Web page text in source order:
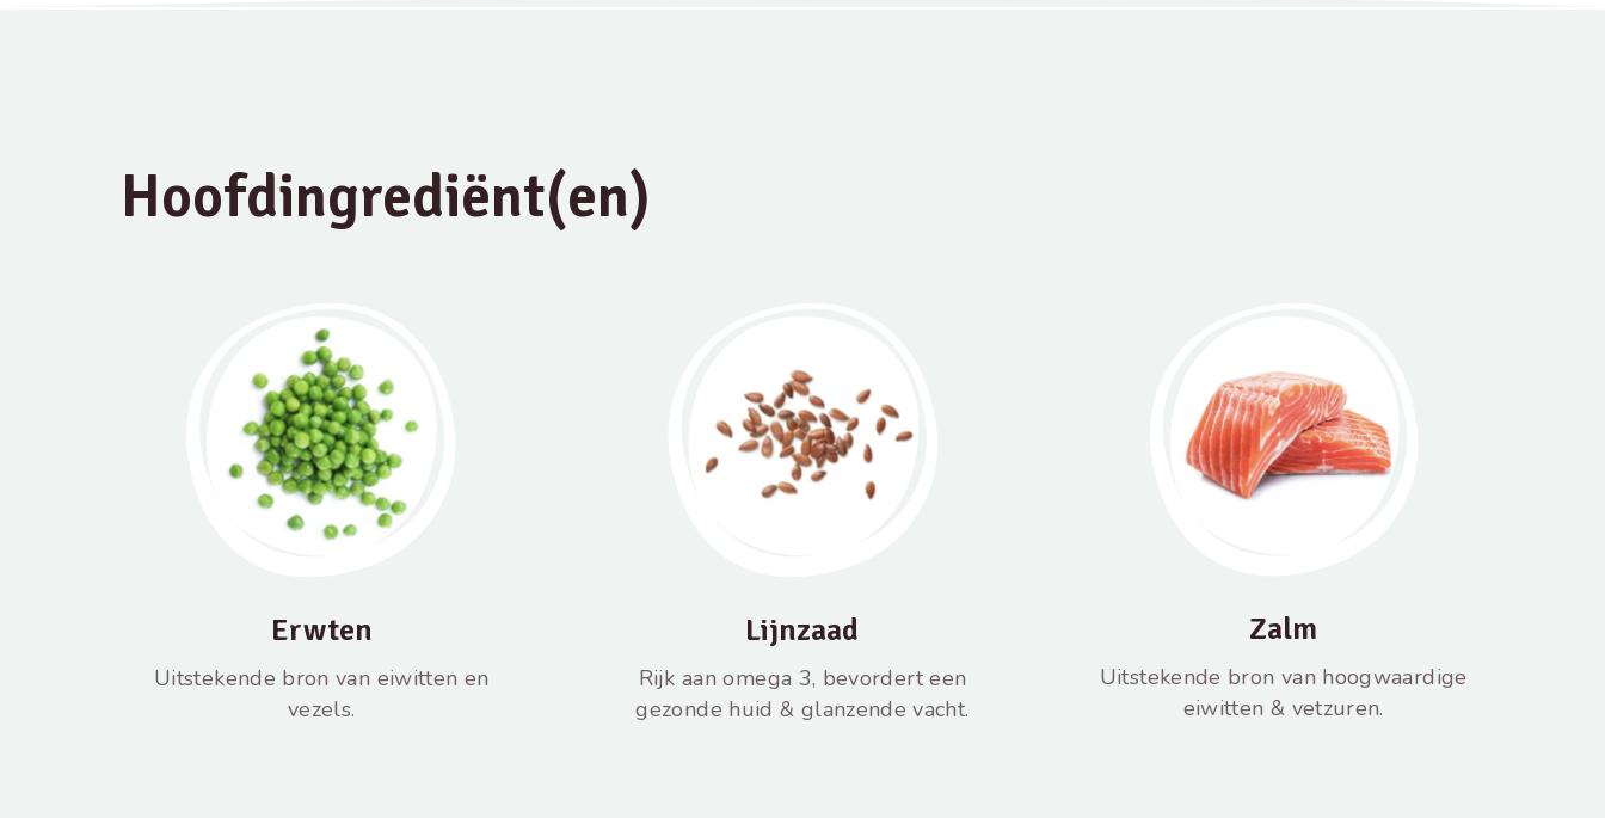
Hoofdingrediënt(en)
Erwten
Uitstekende bron van eiwitten en
vezels.
Lijnzaad
Rijk aan omega 3, bevordert een
gezonde huid & glanzende vacht.
Zalm
Uitstekende bron van hoogwaardige
eiwitten & vetzuren.